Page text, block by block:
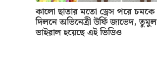
কালো ছাতার মতো ড্রেস পরে চমকে
দিলনে অভিনেত্রী উর্ফি জাভেদ, তুমুল
ভাইরাল হয়েছে এই ভিডিও